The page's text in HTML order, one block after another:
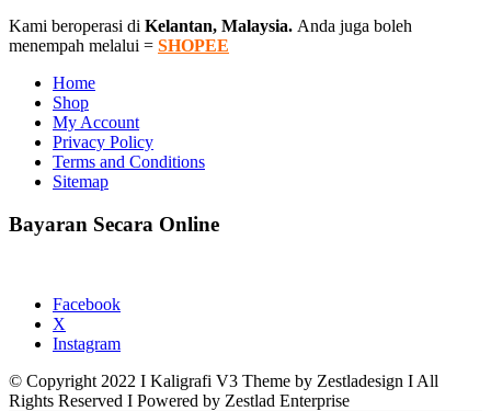
Kami beroperasi di Kelantan, Malaysia. Anda juga boleh
menempah melalui = SHOPEE
Home
Shop
My Account
Privacy Policy
Terms and Conditions
Sitemap
Bayaran Secara Online
Facebook
X
Instagram
© Copyright 2022 I Kaligrafi V3 Theme by Zestladesign I All
Rights Reserved I Powered by Zestlad Enterprise